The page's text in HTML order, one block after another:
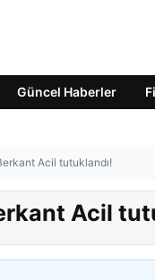
Güncel Haberler
Acil tutuklandı!
Acil